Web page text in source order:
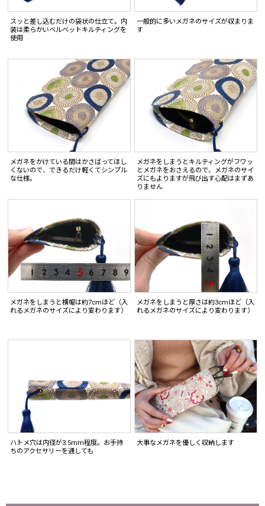
スッと差し込むだけの袋状の仕立て。内
装は柔らかいベルベットキルティングを
使用
一般的に多いメガネのサイズが収まりま
す
メガネをかけている間はかさばってほし
くないので、できるだけ軽くてシンプル
な仕様。
メガネをしまうとキルティングがフワッ
とメガネをおさえるので、メガネのサイ
ズにもよりますが飛び出す心配はまずあ
りません
メガネをしまうと横幅は約7cmほど（入
れるメガネのサイズにより変わります）
メガネをしまうと厚さは約3cmほど（入
れるメガネのサイズにより変わります）
ハトメ穴は内径が3.5mm程度。お手持
ちのアクセサリーを通しても
大事なメガネを優しく収納します